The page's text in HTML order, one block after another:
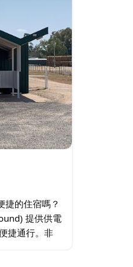
捷的住宿嗎？
提供供電
捷通行。非